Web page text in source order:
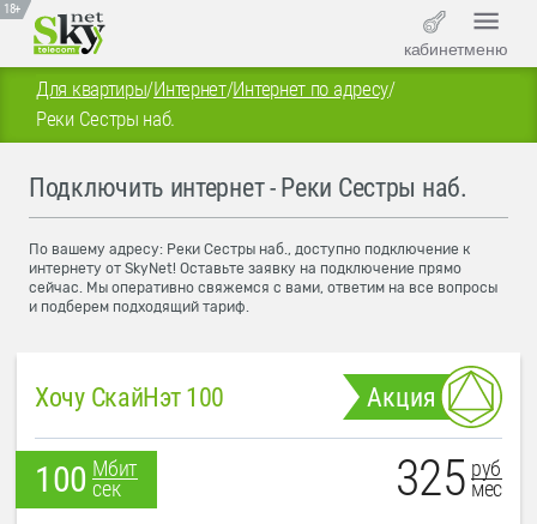
18+
кабинетменю
Для квартиры/Интернет/Интернет по адресу/
Реки Сестры наб.
Подключить интернет - Реки Сестры наб.
По вашему адресу: Реки Сестры наб., доступно подключение к
интернету от SkyNet! Оставьте заявку на подключение прямо
сейчас. Мы оперативно свяжемся с вами, ответим на все вопросы
и подберем подходящий тариф.
Хочу СкайНэт 100 Акция
100 Мбит
сек
325 руб
мес